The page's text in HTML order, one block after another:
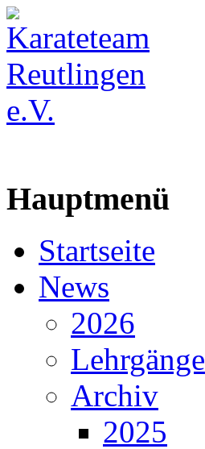
Hauptmenü
Startseite
News
2026
Lehrgänge
Archiv
2025